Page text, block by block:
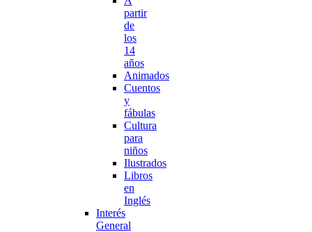
partir
de
los
14
años
Animados
Cuentos
y
fábulas
Cultura
para
niños
Ilustrados
Libros
en
Inglés
Interés
General